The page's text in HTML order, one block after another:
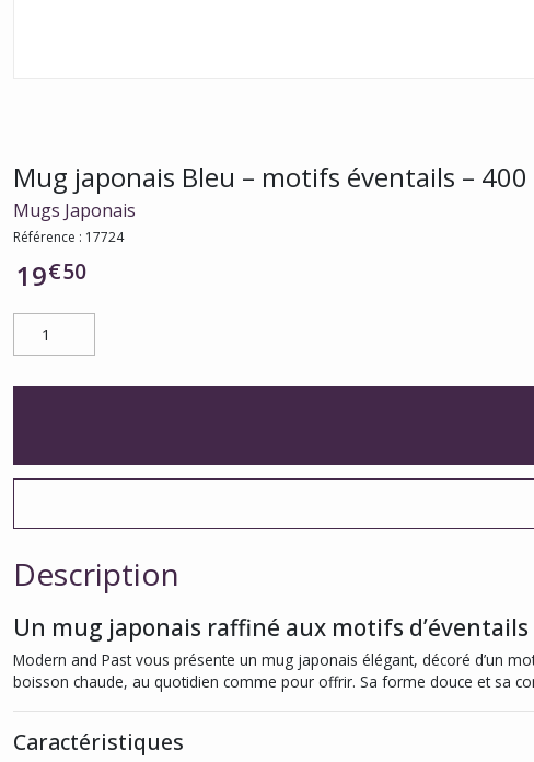
Mug japonais Bleu – motifs éventails –
Mugs Japonais
Référence : 17724
19€50
Description
Un mug japonais raffiné aux motifs d’éventails
Modern and Past vous présente un mug japonais élégant, décoré d’un
boisson chaude, au quotidien comme pour offrir. Sa forme douce et sa
Caractéristiques